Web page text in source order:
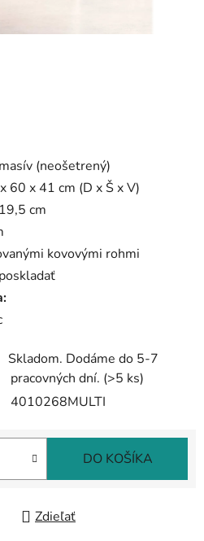
(neošetrený)
60 x 41 cm (D x Š x V)
cm
kovovými rohmi
Skladom. Dodáme do 5-7
pracovných dní. (>5 ks)
4010268MULTI
DO KOŠÍKA
Zdieľať